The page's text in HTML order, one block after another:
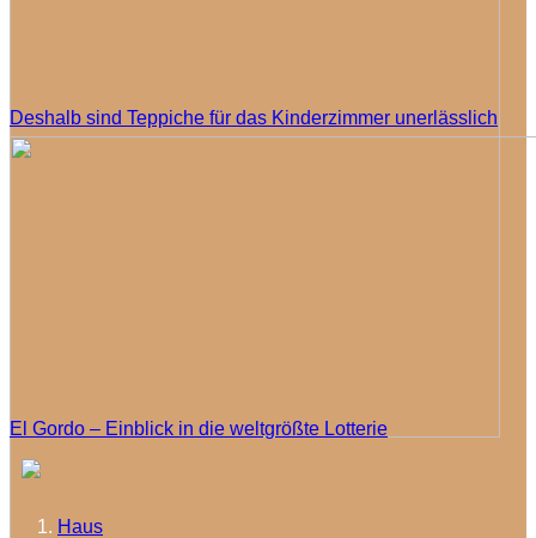
Deshalb sind Teppiche für das Kinderzimmer unerlässlich
El Gordo – Einblick in die weltgrößte Lotterie
Haus